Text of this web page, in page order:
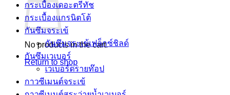
No products in the cart.
Return to shop
กระเบื้องเดอะตรีทัช
กระเบื้องแกรนิตโต้
กันซึมจระเข้
กันซึมจระเข้เฟล็กซ์ชิลด์
กันซึมเวเบอร์
เวเบอร์ดรายท๊อป
กาวซีเมนต์จระเข้